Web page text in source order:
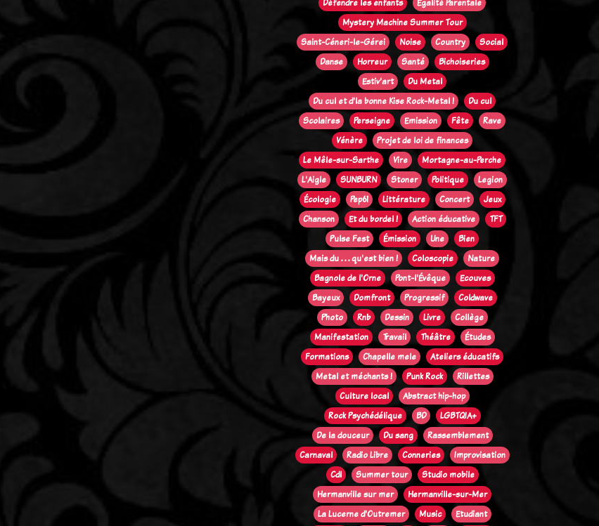
Défendre les enfants
Égalité Parentale
Mystery Machine Summer Tour
Saint-Céneri-le-Gérei
Noise Country
Social
Danse
Horreur Santé
Bichoiseries
Estiv'art
Du Metal
Du cul et d'la bonne Kise Rock-Metal !
Du cul
Scolaires
Perseigne Emission Fête
Rave
Vénère
Projet de loi de finances
Le Mêle-sur-Sarthe
Vire
Mortagne-au-Perche
L'Aigle
SUNBURN Stoner Politique
Legion
Écologie
Pep61 Littérature Concert
Jeux
Chanson
Et du bordel ! Action éducative
TFT
Pulse Fest
Émission Une
Bien
Mais du . . . qu'est bien !
Coloscopie
Nature
Bagnole de l'Orne
Pont-l'Évêque
Ecouves
Bayeux
Domfront Progressif
Coldwave
Photo
Rnb Dessin Livre
Collège
Manifestation
Travail Théâtre
Études
Formations
Chapelle mele
Ateliers éducatifs
Metal et méchants !
Punk Rock
Rillettes
Culture local
Abstract hip-hop
Rock Psychédélique
BD
LGBTQIA+
De la douceur
Du sang
Rassemblement
Carnaval
Radio Libre Conneries
Improvisation
Cdl
Summer tour
Studio mobile
Hermanville sur mer
Hermanville-sur-Mer
La Lucerne d'Outremer
Music
Etudiant